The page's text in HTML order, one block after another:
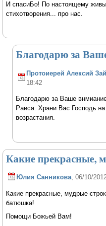
И спасиБо! По настоящему
стихотворения... про нас.
Благодарю за
Протоиерей Алексий
18:42
Благодарю за Ваше
Раиса. Храни Вас Господь на
возрастания.
Какие прекрасные,
Юлия Санникова, 06/10/
Какие прекрасные, мудрые
батюшка!
Помощи Божьей Вам!